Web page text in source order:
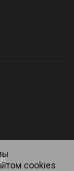
cookies